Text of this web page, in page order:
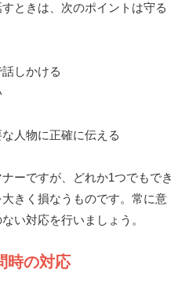
ときは、次のポイントは守る
しかける
人物に正確に伝える
ーですが、どれか1つでもでき
きく損なうものです。常に意
い対応を行いましょう。
時の対応